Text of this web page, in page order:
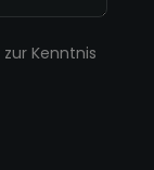
zur Kenntnis